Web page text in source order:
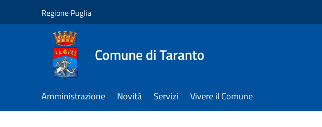
Regione Puglia
Comune di Taranto
Amministrazione Novità Servizi Vivere il Comune